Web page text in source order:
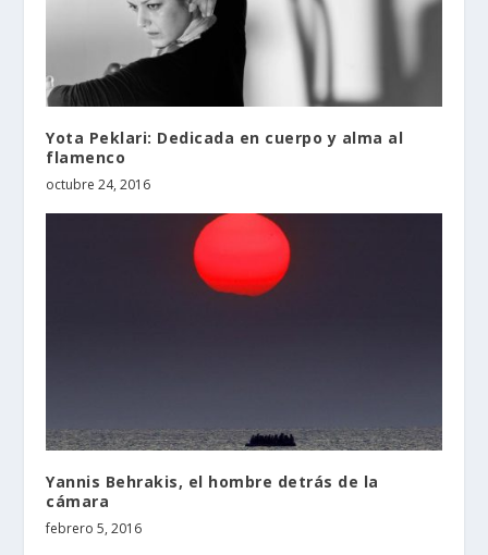
Yota Peklari: Dedicada en cuerpo y alma al
flamenco
octubre 24, 2016
Yannis Behrakis, el hombre detrás de la
cámara
febrero 5, 2016